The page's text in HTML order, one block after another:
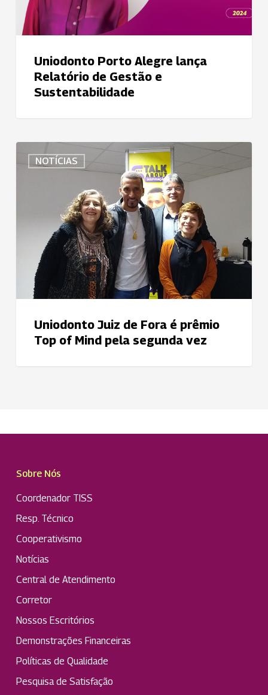
Sustentabilidade
Uniodonto Porto Alegre lança
Relatório de Gestão e
Sustentabilidade
NOTÍCIAS
Juiz
pela
Uniodonto Juiz de Fora é prêmio
Top of Mind pela segunda vez
Sobre Nós
Coordenador TISS
Resp. Técnico
Cooperativismo
Notícias
Central de Atendimento
Corretor
Nossos Escritórios
Demonstrações Financeiras
Políticas de Qualidade
Pesquisa de Satisfação